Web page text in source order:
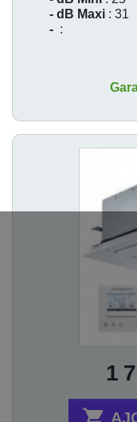
- dB Maxi : 31
- :
1